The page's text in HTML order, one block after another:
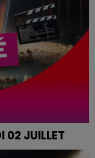
02 JUILLET